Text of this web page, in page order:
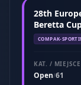
28th
Beretta
2023)
COMPAK-
KAT. /
Open/61